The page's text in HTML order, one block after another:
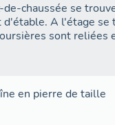
de-chaussée se
d'étable. A l'étage se
sont reliées
en pierre de taille